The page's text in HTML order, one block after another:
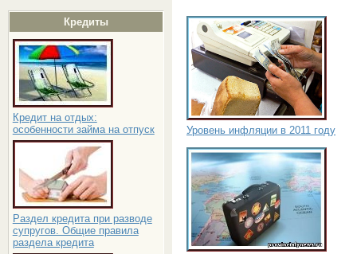
Кредиты
Кредит на отдых:
особенности займа на отпуск
Раздел кредита при разводе
супругов. Общие правила
раздела кредита
Уровень инфляции в 2011 году